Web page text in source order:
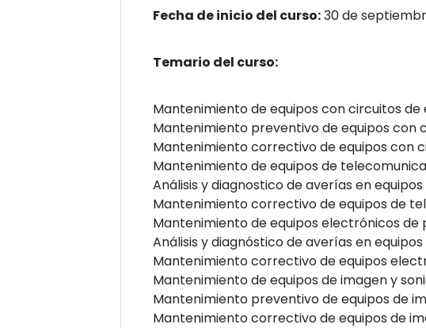
Fecha de inicio del curso:30 de
Temario del curso:
Mantenimiento de equipos con circuitos
Mantenimiento preventivo de equipos
Mantenimiento correctivo de equipos con
Mantenimiento de equipos de
Análisis y diagnostico de averías en
Mantenimiento correctivo de equipos de
Mantenimiento de equipos electrónicos de
Análisis y diagnóstico de averías en
Mantenimiento correctivo de equipos
Mantenimiento de equipos de imagen y
Mantenimiento preventivo de equipos de
Mantenimiento correctivo de equipos de